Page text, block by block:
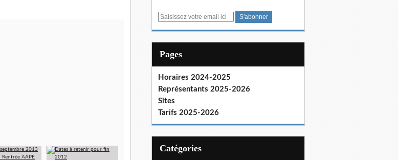
E
Pages
Horaires 2024-2025
Représentants 2025-2026
Sites
Tarifs 2025-2026
Catégories